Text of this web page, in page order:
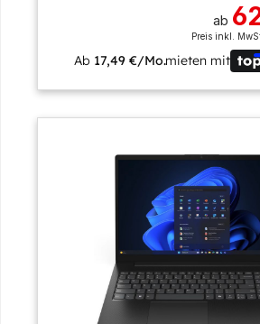
ab
Preis inkl.
Ab 17,49 €/Mo.mieten mit